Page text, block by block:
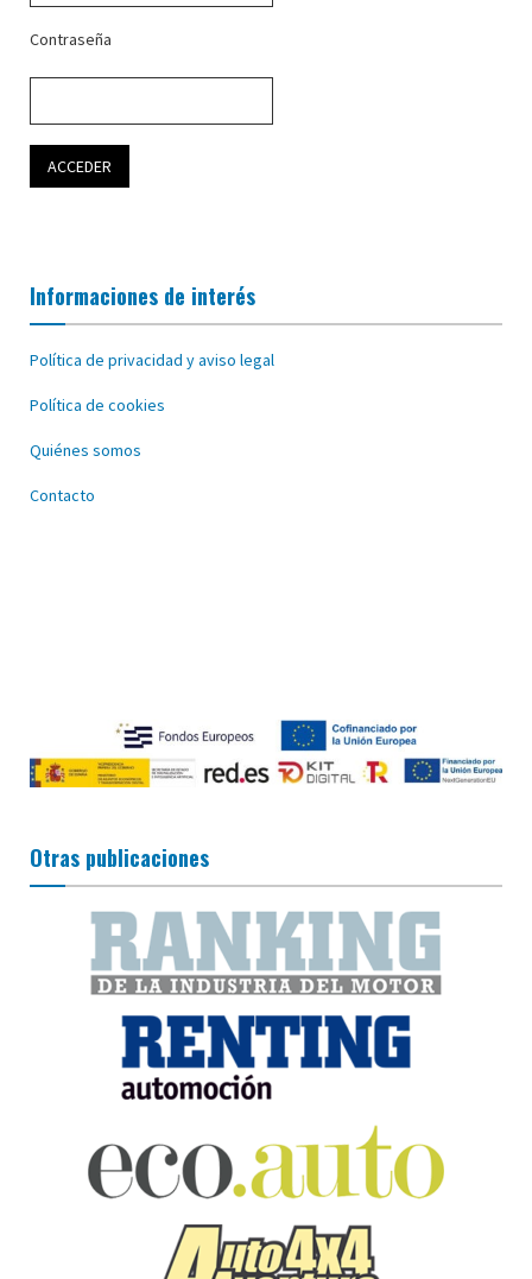
Contraseña
Informaciones de interés
Política de privacidad y aviso legal
Política de cookies
Quiénes somos
Contacto
Otras publicaciones